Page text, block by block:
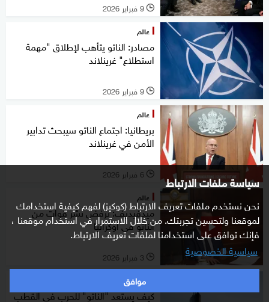
سياسة ملفات الارتباط
نحن نستخدم ملفات تعريف الارتباط (كوكيز) لفهم كيفية استخدامك
لموقعنا ولتحسين تجربتك. من خلال الاستمرار في استخدام موقعنا ،
فإنك توافق على استخدامنا لملفات تعريف الارتباط.
سياسية الخصوصية
موافق
l 9 فبراير 2026
عالم
مصادر: الناتو يتأهب لإطلاق "مهمة
استطلاع" غرينلاند
l 9 فبراير 2026
عالم
بريطانيا: اجتماع الناتو سيبحث تدابير
الأمن في غرينلاند
l 6 فبراير 2026
عالم
ميدفيديف: نرفض نشر قوات من
الناتو في أوكرانيا
l 3 فبراير 2026
عالم
كيف يستعد "الناتو" للحرب في القطب